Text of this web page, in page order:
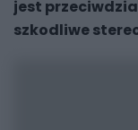
jest
szkodliwe